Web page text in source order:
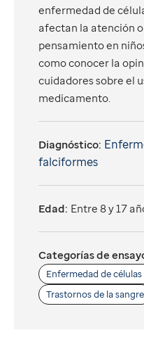
enfermedad de
afectan la atención
pensamiento en
como conocer la
cuidadores sobre el
medicamento.
Diagnóstico:
falciformes
Edad: Entre 8 y 17
Categorías de
Enfermedad de
Trastornos de la sangre